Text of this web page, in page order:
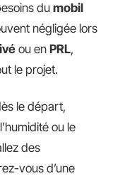
du mobil
négligée lors
ou en PRL,
le projet.
le départ,
ou le
des
vous d’une